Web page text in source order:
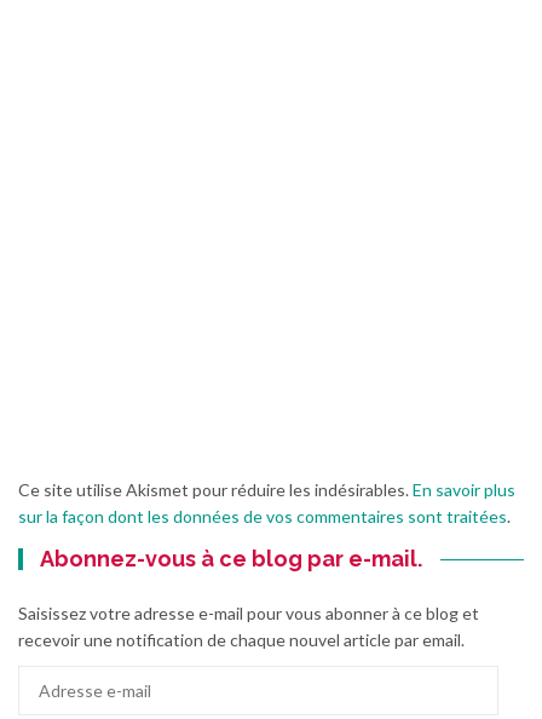
Ce site utilise Akismet pour réduire les indésirables.En savoir plus
sur la façon dont les données de vos commentaires sont traitées.
Abonnez-vous à ce blog par e-mail.
Saisissez votre adresse e-mail pour vous abonner à ce blog et
recevoir une notification de chaque nouvel article par email.